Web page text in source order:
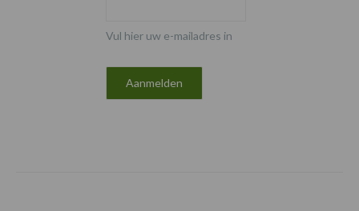
Vul hier uw e-mailadres in